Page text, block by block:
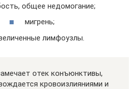
общее недомогание;
мигрень;
лимфоузлы.
отек конъюнктивы,
кровоизлияниями и